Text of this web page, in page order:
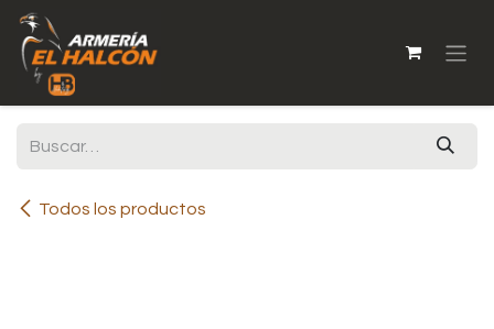
Ir al contenido
Todos los productos